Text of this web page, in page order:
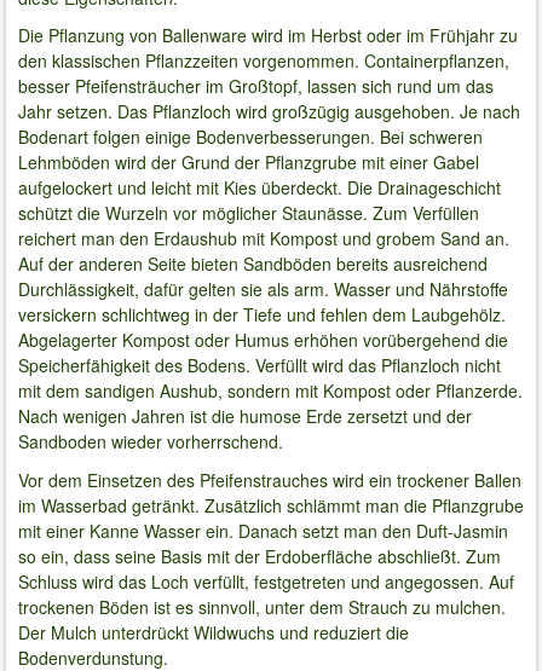
Die Pflanzung von Ballenware wird im Herbst oder im Frühjahr zu
den klassischen Pflanzzeiten vorgenommen. Containerpflanzen,
besser Pfeifensträucher im Großtopf, lassen sich rund um das
Jahr setzen. Das Pflanzloch wird großzügig ausgehoben. Je nach
Bodenart folgen einige Bodenverbesserungen. Bei schweren
Lehmböden wird der Grund der Pflanzgrube mit einer Gabel
aufgelockert und leicht mit Kies überdeckt. Die Drainageschicht
schützt die Wurzeln vor möglicher Staunässe. Zum Verfüllen
reichert man den Erdaushub mit Kompost und grobem Sand an.
Auf der anderen Seite bieten Sandböden bereits ausreichend
Durchlässigkeit, dafür gelten sie als arm. Wasser und Nährstoffe
versickern schlichtweg in der Tiefe und fehlen dem Laubgehölz.
Abgelagerter Kompost oder Humus erhöhen vorübergehend die
Speicherfähigkeit des Bodens. Verfüllt wird das Pflanzloch nicht
mit dem sandigen Aushub, sondern mit Kompost oder Pflanzerde.
Nach wenigen Jahren ist die humose Erde zersetzt und der
Sandboden wieder vorherrschend.
Vor dem Einsetzen des Pfeifenstrauches wird ein trockener Ballen
im Wasserbad getränkt. Zusätzlich schlämmt man die Pflanzgrube
mit einer Kanne Wasser ein. Danach setzt man den Duft-Jasmin
so ein, dass seine Basis mit der Erdoberfläche abschließt. Zum
Schluss wird das Loch verfüllt, festgetreten und angegossen. Auf
trockenen Böden ist es sinnvoll, unter dem Strauch zu mulchen.
Der Mulch unterdrückt Wildwuchs und reduziert die
Bodenverdunstung.